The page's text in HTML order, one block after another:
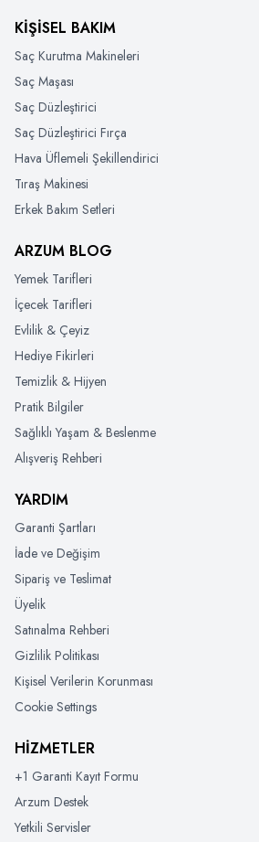
KİŞİSEL BAKIM
Saç Kurutma Makineleri
Saç Maşası
Saç Düzleştirici
Saç Düzleştirici Fırça
Hava Üflemeli Şekillendirici
Tıraş Makinesi
Erkek Bakım Setleri
ARZUM BLOG
Yemek Tarifleri
İçecek Tarifleri
Evlilik & Çeyiz
Hediye Fikirleri
Temizlik & Hijyen
Pratik Bilgiler
Sağlıklı Yaşam & Beslenme
Alışveriş Rehberi
YARDIM
Garanti Şartları
İade ve Değişim
Sipariş ve Teslimat
Üyelik
Satınalma Rehberi
Gizlilik Politikası
Kişisel Verilerin Korunması
Cookie Settings
HİZMETLER
+1 Garanti Kayıt Formu
Arzum Destek
Yetkili Servisler